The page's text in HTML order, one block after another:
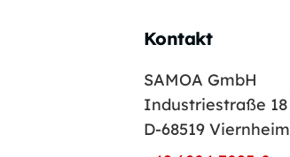
Kontakt
SAMOA GmbH
Industriestraße 18
D-68519 Viernheim